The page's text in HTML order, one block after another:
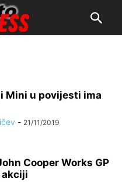
Mini u povijesti ima
- 21/11/2019
Cooper Works GP
akciji